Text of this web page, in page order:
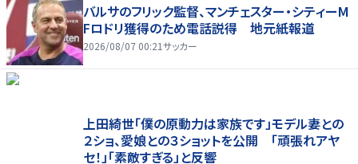
バルサのフリック監督、マンチェスター・シティーM
Fロドリ獲得のため電話説得 地元紙報道
2026/08/07 00:21サッカー
上田綺世「僕の原動力は家族です」モデル妻との
２ショ、愛娘との３ショットを公開 「頑張れアヤ
セ！」「素敵すぎる」と反響